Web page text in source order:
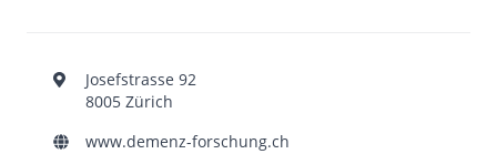
Josefstrasse 92
8005 Zürich
www.demenz-forschung.ch